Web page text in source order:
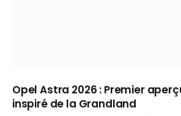
Opel Astra 2026 : Premier
inspiré de la Grandland